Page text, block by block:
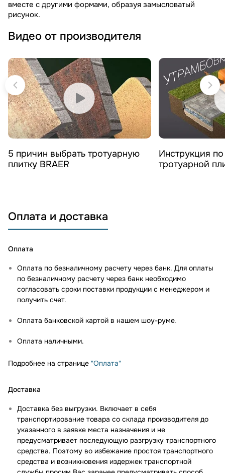
вместе с другими формами, образуя замысловатый
рисунок.
Видео от производителя
Смотреть видео
5 причин выбрать тротуарную
плитку BRAER
Смотреть
Инструкция
тротуарной
Оплата и доставка
Оплата
Оплата по безналичному расчету через банк. Для оплаты
по безналичному расчету через банк необходимо
согласовать сроки поставки продукции с менеджером и
получить счет.
Оплата банковской картой в нашем шоу-руме.
Оплата наличными.
Подробнее на странице "Оплата"
Доставка
Доставка без выгрузки. Включает в себя
транспортирование товара со склада производителя до
указанного в заявке места назначения и не
предусматривает последующую разгрузку транспортного
средства. Поэтому во избежание простоя транспортного
средства и возникновения издержек транспортной